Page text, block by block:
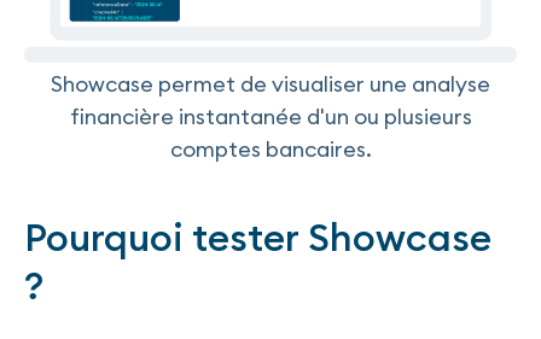
Showcase permet de visualiser une analyse
financière instantanée d'un ou plusieurs
comptes bancaires.
Pourquoi tester Showcase
?